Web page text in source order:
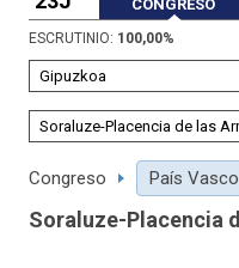
CONGRESO
ESCRUTINIO: 100,00%
Congreso País Vasco
Soraluze-Placencia